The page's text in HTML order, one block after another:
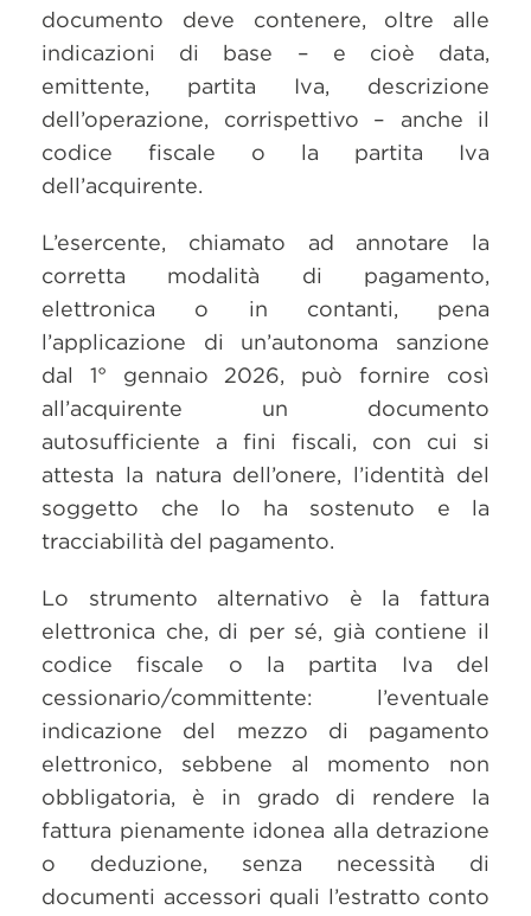
documento deve contenere, oltre alle
indicazioni di base – e cioè data,
emittente, partita Iva, descrizione
dell’operazione, corrispettivo – anche il
codice fiscale o la partita Iva
dell’acquirente.
L’esercente, chiamato ad annotare la
corretta modalità di pagamento,
elettronica o in contanti, pena
l’applicazione di un’autonoma sanzione
dal 1° gennaio 2026, può fornire così
all’acquirente un documento
autosufficiente a fini fiscali, con cui si
attesta la natura dell’onere, l’identità del
soggetto che lo ha sostenuto e la
tracciabilità del pagamento.
Lo strumento alternativo è la fattura
elettronica che, di per sé, già contiene il
codice fiscale o la partita Iva del
cessionario/committente: l’eventuale
indicazione del mezzo di pagamento
elettronico, sebbene al momento non
obbligatoria, è in grado di rendere la
fattura pienamente idonea alla detrazione
o deduzione, senza necessità di
documenti accessori quali l’estratto conto